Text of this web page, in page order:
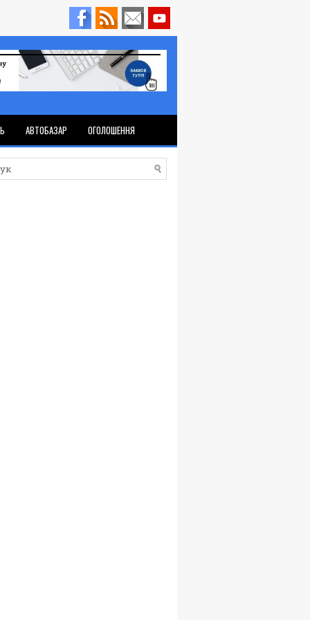
АВТОБАЗАР ОГОЛОШЕННЯ